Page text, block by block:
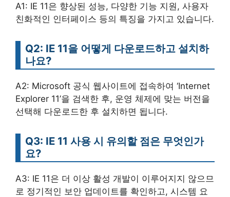
A1: IE 11은 향상된 성능, 다양한 기능 지원, 사용자
친화적인 인터페이스 등의 특징을 가지고 있습니다.
Q2: IE 11을 어떻게 다운로드하고 설치하
나요?
A2: Microsoft 공식 웹사이트에 접속하여 ‘Internet
Explorer 11’을 검색한 후, 운영 체제에 맞는 버전을
선택해 다운로드한 후 설치하면 됩니다.
Q3: IE 11 사용 시 유의할 점은 무엇인가
요?
A3: IE 11은 더 이상 활성 개발이 이루어지지 않으므
로 정기적인 보안 업데이트를 확인하고, 시스템 요